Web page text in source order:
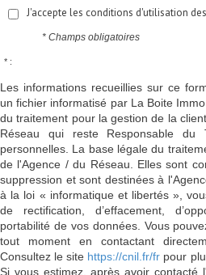
J'accepte les conditions d'utilisation
* Champs obligatoires
* :
Les informations recueillies sur ce
un fichier informatisé par La Boite
du traitement pour la gestion de la
Réseau qui reste Responsable du
personnelles. La base légale du
de l'Agence / du Réseau. Elles sont
suppression et sont destinées à
à la loi « informatique et libertés »,
de rectification, d’effacement,
portabilité de vos données. Vous
tout moment en contactant
Consultez le site https://cnil.fr/fr pour
Si vous estimez, après avoir contacté